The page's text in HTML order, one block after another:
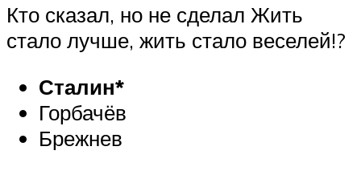
Кто сказал, но не сделал Жить
стало лучше, жить стало веселей!?
Сталин*
Горбачёв
Брежнев